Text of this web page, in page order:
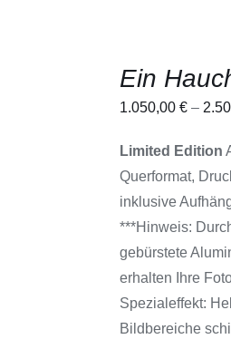
AUSFÜHRUNG
PRODUKT
MEHRERE
VARIANTEN
OPTIONEN
PRODUKTSEITE
GEWÄHLT
Ein
1.050,00€ –
Limited Edition
Querformat,
inklusive
***Hinweis:
gebürstete
erhalten Ihre
Spezialeffekt:
Bildbereiche